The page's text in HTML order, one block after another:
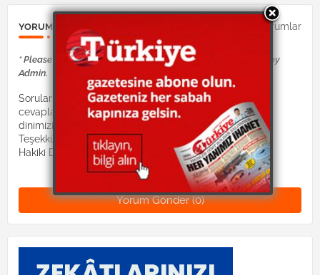
YORUM GÖNDER 0Yorumlar
* Please Don't Spam Here. All the Comments are Reviewed by
Admin.
Sorularınız Dinimiz İslam hocaları tarafından
cevaplandırılacaktır. Lütfen suallerinizi:
dinimizislam2@gmail.com mail adresine gönderiniz.
Teşekkürler.
Hakiki Dinimiz site yönetimi
Yorum Gönder (0)